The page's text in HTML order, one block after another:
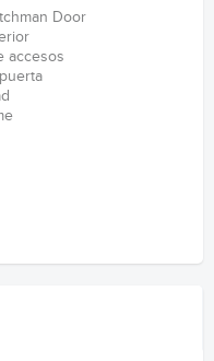
Door
accesos